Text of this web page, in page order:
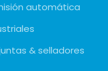
automática
& selladores